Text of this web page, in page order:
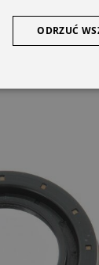
ODRZUĆ